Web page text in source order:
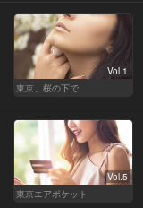
Vol.1
東京、桜の下で
Vol.5
東京エアポケット